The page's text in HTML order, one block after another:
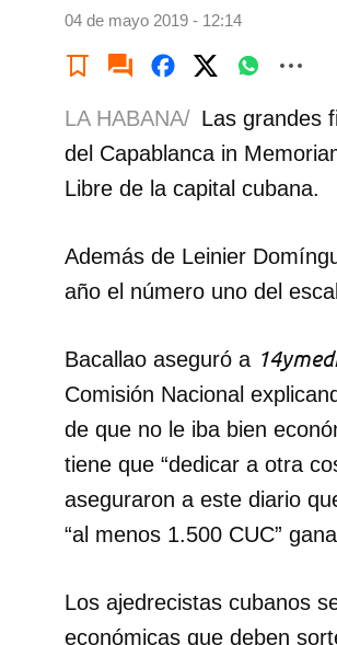
04 de mayo 2019 - 12:14
LA HABANA/ Las grandes
del Capablanca in
Libre de la capital cubana.
Además de Leinier
año el número uno del
Bacallao aseguró a
Comisión Nacional
de que no le iba bien
tiene que “dedicar a otra
aseguraron a este diario
“al menos 1.500 CUC”
Los ajedrecistas cubanos
económicas que deben